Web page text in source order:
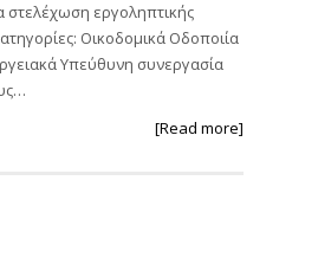
στελέχωση εργοληπτικής
Οικοδομικά Οδοποιία
Υπεύθυνη συνεργασία
[Read more]